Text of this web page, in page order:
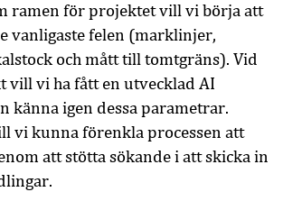
ramen för projektet vill vi börja att
vanligaste felen (marklinjer,
och mått till tomtgräns). Vid
vill vi ha fått en utvecklad AI
känna igen dessa parametrar.
vi kunna förenkla processen att
att stötta sökande i att skicka in